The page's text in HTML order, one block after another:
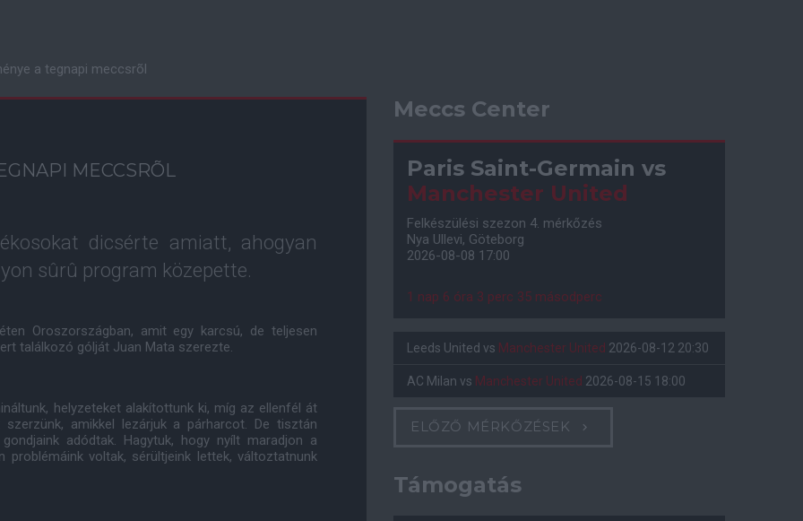
a tegnapi meccsrõl
MECCSRÕL
dicsérte amiatt, ahogyan
sûrû program közepette.
Oroszországban, amit egy karcsú, de teljesen
találkozó gólját Juan Mata szerezte.
helyzeteket alakítottunk ki, míg az ellenfél át
amikkel lezárjuk a párharcot. De tisztán
adódtak. Hagytuk, hogy nyílt maradjon a
voltak, sérültjeink lettek, változtatnunk
Meccs Center
Paris Saint-Germain vs
Manchester United
Felkészülési szezon 4. mérkőzés
Nya Ullevi, Göteborg
2026-08-08 17:00
1 nap 6 óra 3 perc 34 másodperc
Leeds United vs Manchester United 2026-08-12 20:30
AC Milan vs Manchester United 2026-08-15 18:00
ELŐZŐ MÉRKŐZÉSEK
Támogatás